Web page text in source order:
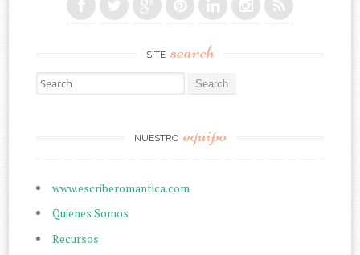
SITE search
Search for:
NUESTRO equipo
www.escriberomantica.com
Quienes Somos
Recursos